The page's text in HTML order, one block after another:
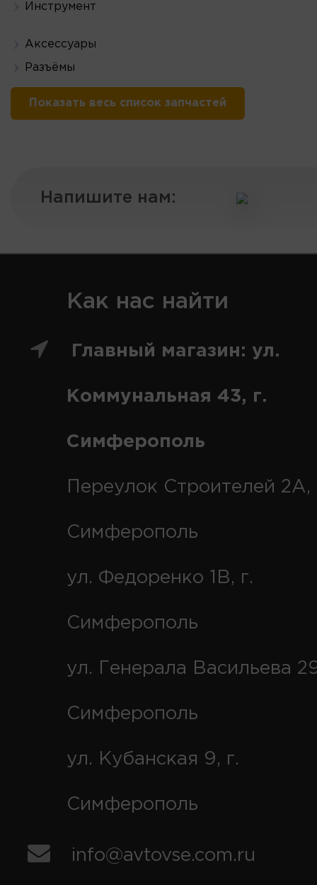
Инструмент
Аксессуары
Разъёмы
Показать весь список запчастей
Напишите нам:
Как нас найти
Главный магазин: ул.
Коммунальная 43, г.
Симферополь
Переулок Строителей 2А,
Симферополь
ул. Федоренко 1В, г.
Симферополь
ул. Генерала Васильева
Симферополь
ул. Кубанская 9, г.
Симферополь
info@avtovse.com.ru